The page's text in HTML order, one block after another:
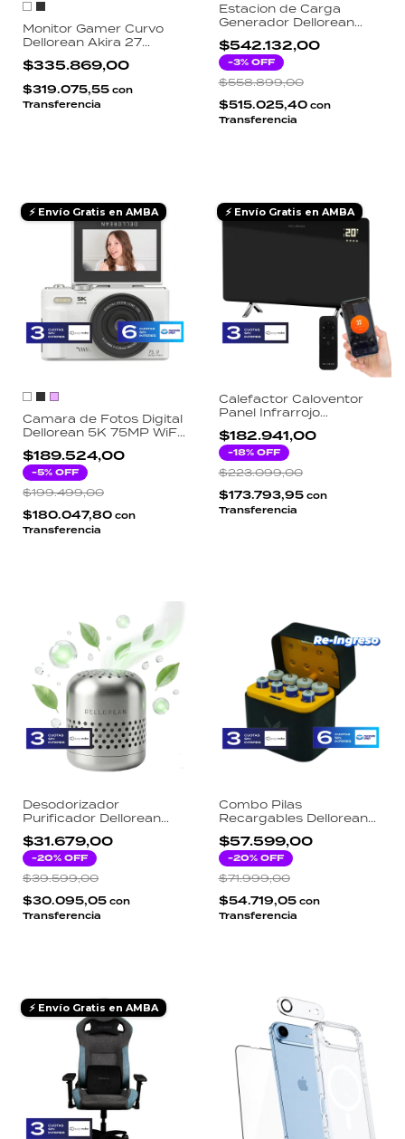
Monitor Gamer Curvo
Dellorean Akira 27
Pulgadas 165Hz 1ms Full
HD VA 1800R RGB
DisplayPort HDMI
$335.869,00
$319.075,55 con
Transferencia
Estacion de Carga
Generador Dellorean
Station-DO2 500W
Portatil
$542.132,00
-3% OFF
$558.899,00
$515.025,40 con
Transferencia
⚡ Envío Gratis en AMBA
Camara de Fotos Digital
Dellorean 5K 75MP WiFi
Kit de Fotografía con
Trípode y Memoria
64GB
$189.524,00
-5% OFF
$199.499,00
$180.047,80 con
Transferencia
⚡ Envío Gratis en AMBA
Calefactor Caloventor
Panel Infrarrojo
Dellorean 480W Bajo
Consumo WiFi App Tuya
Alexa Google Assistant
$182.941,00
-18% OFF
$223.099,00
$173.793,95 con
Transferencia
Desodorizador
Purificador Dellorean
Mini Acero Inoxidable 10
Años Sin Mantenimiento
Tecnología CH-CUT para
Heladera Auto y Baño
$31.679,00
-20% OFF
$39.599,00
$30.095,05 con
Transferencia
Combo Pilas
Recargables Dellorean
BlupiBox Litio 1.5V 4AA
4AAA Estuche de Carga
Inteligente y Cable
$57.599,00
-20% OFF
$71.999,00
$54.719,05 con
Transferencia
⚡ Envío Gratis en AMBA